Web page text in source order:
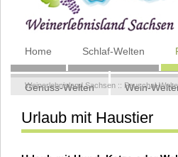
Navigation
Home Schlaf-Welten
Genuss-Welten Wein-
Kontakt
Weinerlebnisland Sachsen :: Pauschal-
Urlaub mit Haustier